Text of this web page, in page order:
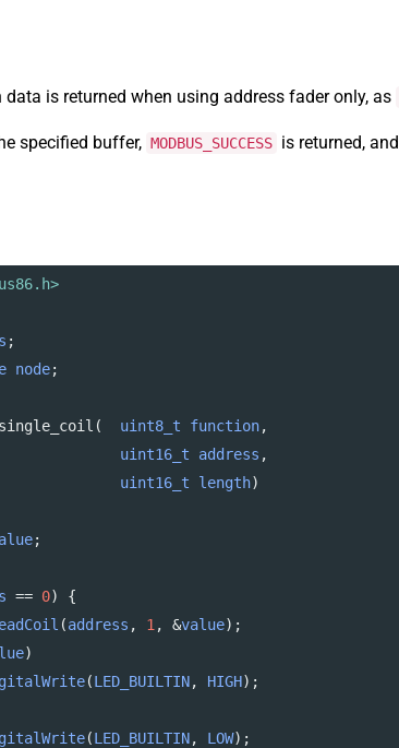
is returned when using address fader only, as
specified buffer, MODBUS_SUCCESS is returned, and
;
node;
( uint8_t function,
uint16_t address ,
uint16_t length)
;
== 0) {
(address , 1 , &value);
)
(LED_BUILTIN, HIGH);
(LED_BUILTIN, LOW);